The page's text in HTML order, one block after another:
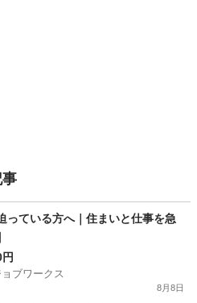
っている方へ｜住まいと仕事を急
ブワークス
8月8日